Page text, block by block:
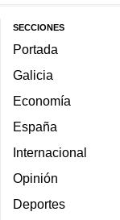
SECCIONES
Portada
Galicia
Economía
España
Internacional
Opinión
Deportes